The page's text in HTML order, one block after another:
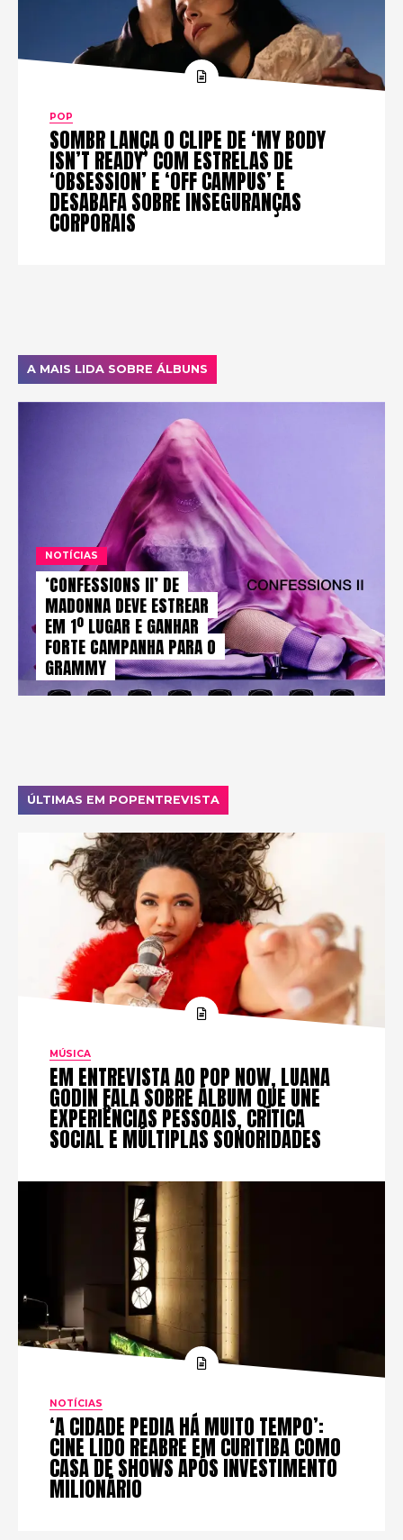
POP
SOMBR LANÇA O CLIPE DE ‘MY BODY
ISN’T READY’ COM ESTRELAS DE
‘OBSESSION’ E ‘OFF CAMPUS’ E
DESABAFA SOBRE INSEGURANÇAS
CORPORAIS
A MAIS LIDA SOBRE ÁLBUNS
NOTÍCIAS
‘CONFESSIONS II’ DE
MADONNA DEVE ESTREAR
EM 1º LUGAR E GANHAR
FORTE CAMPANHA PARA O
GRAMMY
ÚLTIMAS EM POPENTREVISTA
MÚSICA
EM ENTREVISTA AO POP NOW, LUANA
GODIN FALA SOBRE ÁLBUM QUE UNE
EXPERIÊNCIAS PESSOAIS, CRÍTICA
SOCIAL E MÚLTIPLAS SONORIDADES
NOTÍCIAS
‘A CIDADE PEDIA HÁ MUITO TEMPO’:
CINE LIDO REABRE EM CURITIBA COMO
CASA DE SHOWS APÓS INVESTIMENTO
MILIONÁRIO